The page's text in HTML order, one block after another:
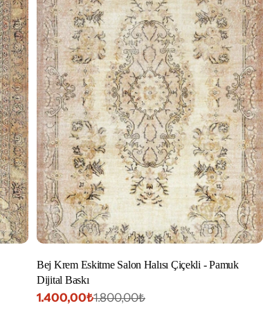
Bej Krem Eskitme Salon Halısı Çiçekli - Pamuk
Dijital Baskı
İndirimli
1.400,00₺
Normal
1.800,00₺